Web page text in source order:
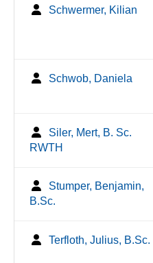
Schwermer, Kilian
Schwob, Daniela
Siler, Mert, B. Sc.
RWTH
Stumper, Benjamin,
B.Sc.
Terfloth, Julius, B.Sc.